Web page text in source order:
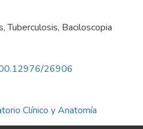
,Tuberculosis, Baciloscopia
26906
Clínico y Anatomía